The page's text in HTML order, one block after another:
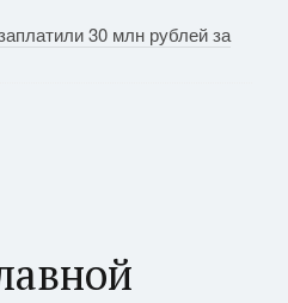
30 млн рублей за